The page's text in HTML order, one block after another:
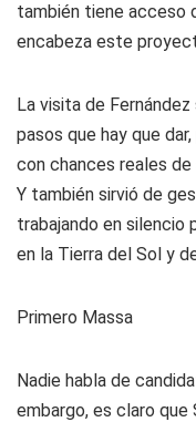
también tiene acceso
encabeza este
La visita de
pasos que hay que
con chances reales
Y también sirvió de
trabajando en silencio
en la Tierra del Sol y
Primero Massa
Nadie habla de
embargo, es claro que